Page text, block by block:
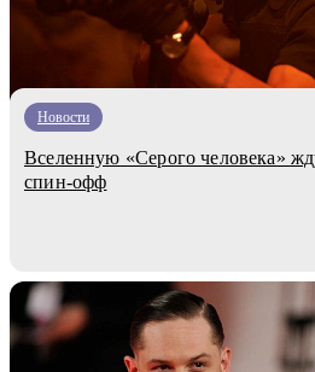
Новости
Вселенную «Серого человека»
спин-офф